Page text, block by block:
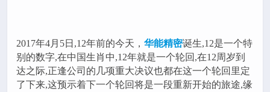
2017年4月5日,12年前的今天， 华能精密诞生,12是一个特
别的数字,在中国生肖中,12年就是一个轮回,在12周岁到
达之际,正逢公司的几项重大决议也都在这一个轮回里定
了下来,这预示着下一个轮回将是一段重新开始的旅途,缘